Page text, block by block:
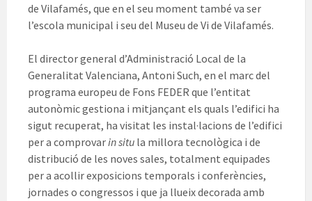
de Vilafamés, que en el seu moment també va ser
l’escola municipal i seu del Museu de Vi de Vilafamés.
El director general d’Administració Local de la
Generalitat Valenciana, Antoni Such, en el marc del
programa europeu de Fons FEDER que l’entitat
autonòmic gestiona i mitjançant els quals l’edifici ha
sigut recuperat, ha visitat les instal·lacions de l’edifici
per a comprovarin situ la millora tecnològica i de
distribució de les noves sales, totalment equipades
per a acollir exposicions temporals i conferències,
jornades o congressos i que ja llueix decorada amb